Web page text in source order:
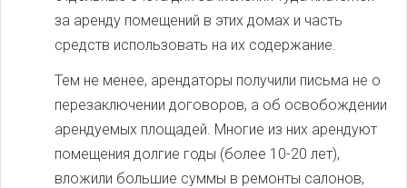
за аренду помещений в этих домах и часть
средств использовать на их содержание.
Тем не менее, арендаторы получили письма не о
перезаключении договоров, а об освобождении
арендуемых площадей. Многие из них арендуют
помещения долгие годы (более 10-20 лет),
вложили большие суммы в ремонты салонов,